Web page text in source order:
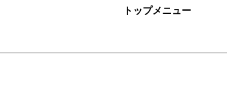
トップメニュー